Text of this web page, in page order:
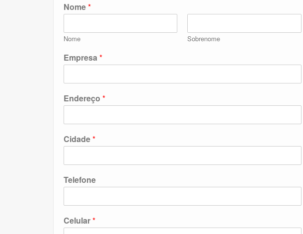
Nome*
Nome Sobrenome
Empresa*
Endereço *
Cidade*
Telefone
Celular*